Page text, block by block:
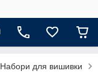
Набори для вишивки